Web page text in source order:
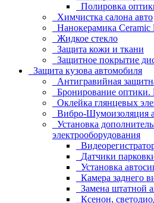
Полировка
Химчистка салона авто
Нанокерамика Ceramic
Жидкое стекло
Защита кожи и ткани
Защитное покрытие
Защита кузова автомобиля
Антигравийная
Бронирование оптики.
Оклейка глянцевых
Вибро-Шумоизоляция
Установка
электрооборудования
Датчики
Установка
Камера заднего
Замена штатной
Ксенон,